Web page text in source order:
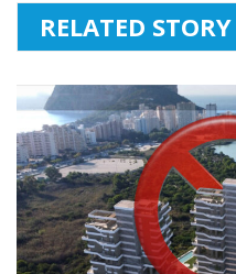
RELATED STORY